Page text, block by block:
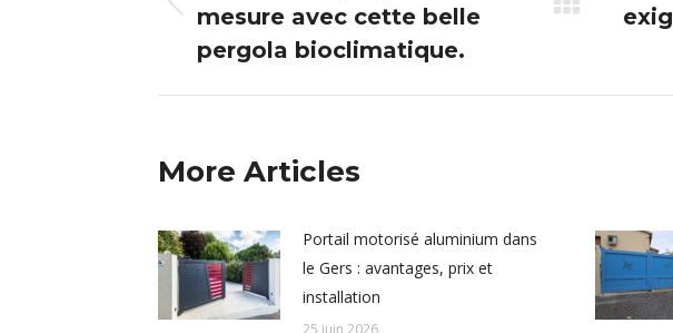
Article
précédent
mesure avec cette belle
pergola bioclimatique.
Article
More Articles
Portail motorisé aluminium dans
le Gers : avantages, prix et
installation
25 juin 2026